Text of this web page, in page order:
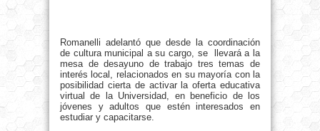
Romanelli adelantó que desde la coordinación
de cultura municipal a su cargo, se llevará a la
mesa de desayuno de trabajo tres temas de
interés local, relacionados en su mayoría con la
posibilidad cierta de activar la oferta educativa
virtual de la Universidad, en beneficio de los
jóvenes y adultos que estén interesados en
estudiar y capacitarse.